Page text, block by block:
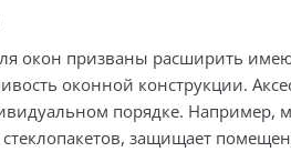
окон призваны расширить
оконной конструкции.
порядке. Например,
защищает